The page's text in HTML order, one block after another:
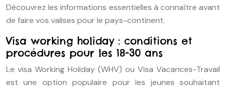
Découvrez les informations essentielles à connaître avant
de faire vos valises pour le pays-continent.
Visa working holiday : conditions et
procédures pour les 18-30 ans
Le visa Working Holiday (WHV) ou Visa Vacances-Travail
est une option populaire pour les jeunes souhaitant